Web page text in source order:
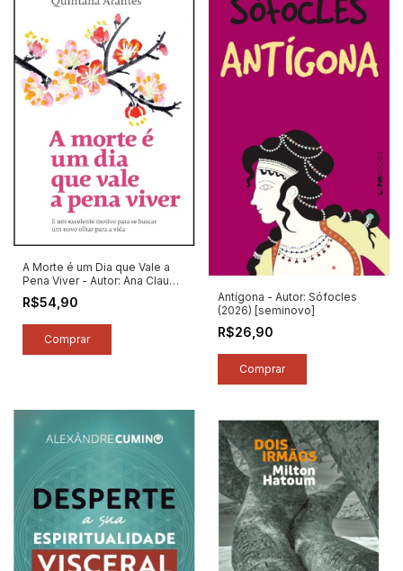
A Morte é um Dia que Vale a
Pena Viver - Autor: Ana Claudia
Quintana Arantes (2026)
[novo]
R$54,90
Antígona - Autor: Sófocles
(2026) [seminovo]
R$26,90